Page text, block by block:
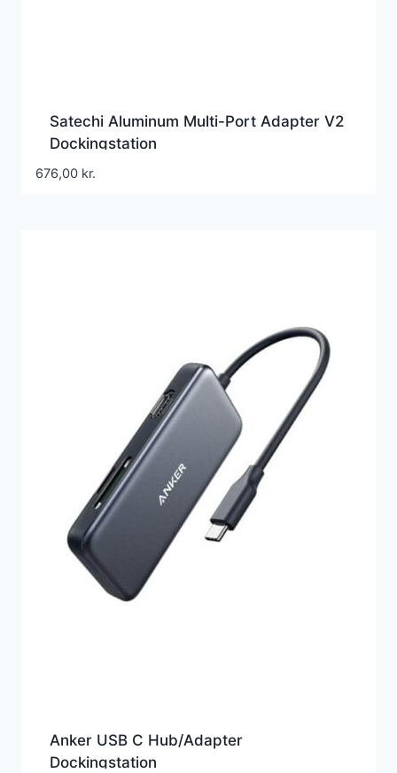
Satechi Aluminum Multi-Port Adapter V2
Dockingstation
676,00 kr.
Anker USB C Hub/Adapter
Dockingstation